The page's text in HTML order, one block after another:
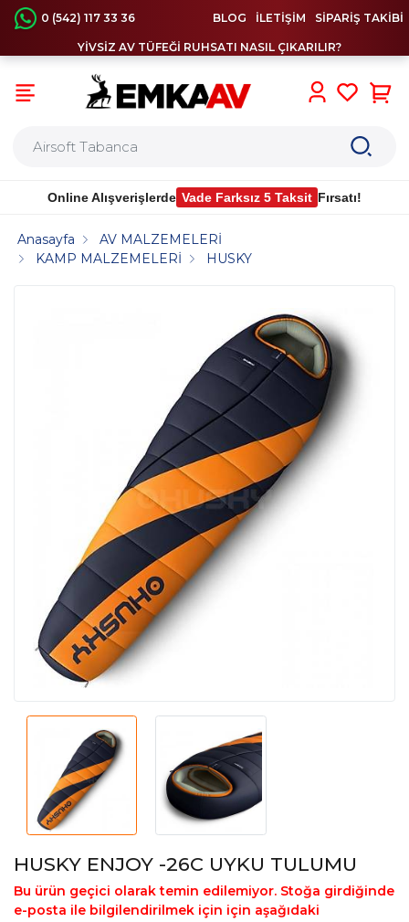
0 (542) 117 33 36 BLOG İLETİŞİM SİPARİŞ TAKİBİ
YİVSİZ AV TÜFEĞİ RUHSATI NASIL ÇIKARILIR?
Online Alışverişlerde Vade Farksız 5 Taksit Fırsatı!
Anasayfa
AV MALZEMELERİ
KAMP MALZEMELERİ
HUSKY
HUSKY ENJOY -26C UYKU TULUMU
Bu ürün geçici olarak temin edilemiyor. Stoğa girdiğinde
e-posta ile bilgilendirilmek için için aşağıdaki